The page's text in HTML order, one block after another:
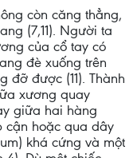
còn căng thẳng,
(7,11). Người ta
của cổ tay có
đè xuống trên
đỡ được (11). Thành
xương quay
giữa hai hàng
cận hoặc qua dây
khá cứng và một